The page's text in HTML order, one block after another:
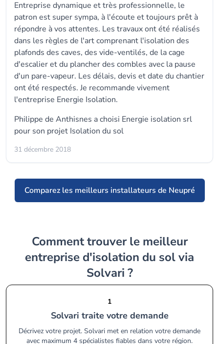
Entreprise dynamique et très professionnelle, le
patron est super sympa, à l'écoute et toujours prêt à
répondre à vos attentes. Les travaux ont été réalisés
dans les règles de l'art comprenant l'isolation des
plafonds des caves, des vide-ventilés, de la cage
d'escalier et du plancher des combles avec la pause
d'un pare-vapeur. Les délais, devis et date du chantier
ont été respectés. Je recommande vivement
l'entreprise Energie Isolation.
Philippe de Anthisnes a choisi Energie isolation srl
pour son projet Isolation du sol
31 décembre 2018
Comparez les meilleurs installateurs de Neupré
Comment trouver le meilleur
entreprise d'isolation du sol via
Solvari ?
1
Solvari traite votre demande
Décrivez votre projet. Solvari met en relation votre demande
avec maximum 4 spécialistes fiables dans votre région.